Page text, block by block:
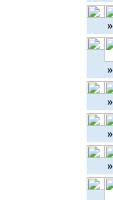
»
»
»
»
»